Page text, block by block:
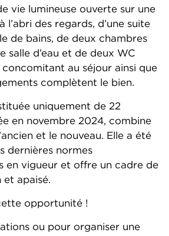
vie lumineuse ouverte sur une
l’abri des regards, d’une suite
de bains, de deux chambres
salle d’eau et de deux WC
concomitant au séjour ainsi que
complètent le bien.
uniquement de 22
en novembre 2024, combine
et le nouveau. Elle a été
dernières normes
en vigueur et offre un cadre de
et apaisé.
opportunité !
ou pour organiser une